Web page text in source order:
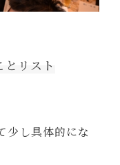
リスト
少し具体的にな